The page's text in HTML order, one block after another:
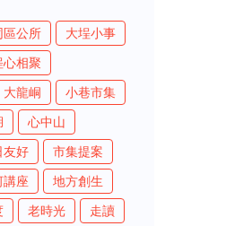
區公所
大埕小事
心相聚
大龍峒
小巷市集
心中山
友好
市集提案
講座
地方創生
老時光
走讀